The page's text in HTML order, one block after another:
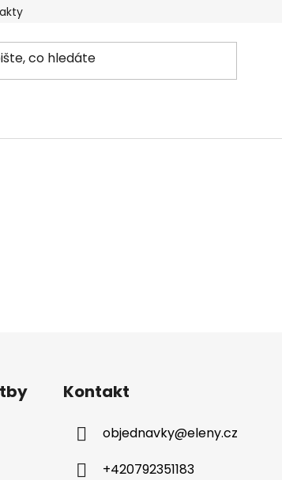
Kontakt
objednavky@eleny.cz
+420792351183